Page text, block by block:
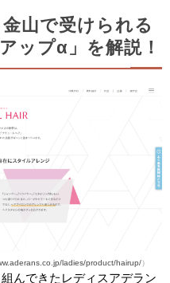
山で受けられる
ップα」を解説！
ladies/product/hairup/）
んできたレディスアデラン